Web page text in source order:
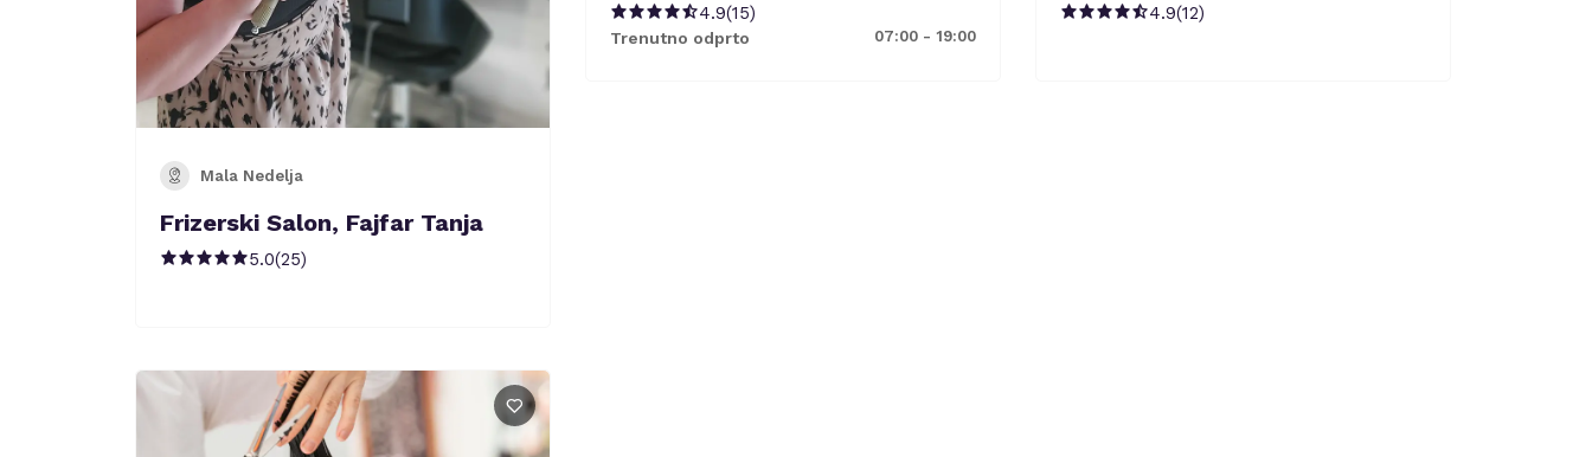
Mala Nedelja
Frizerski Salon, Fajfar Tanja
5.0(25)
4.9(15)
Trenutno odprto 07:00 - 19:00
4.9(12)